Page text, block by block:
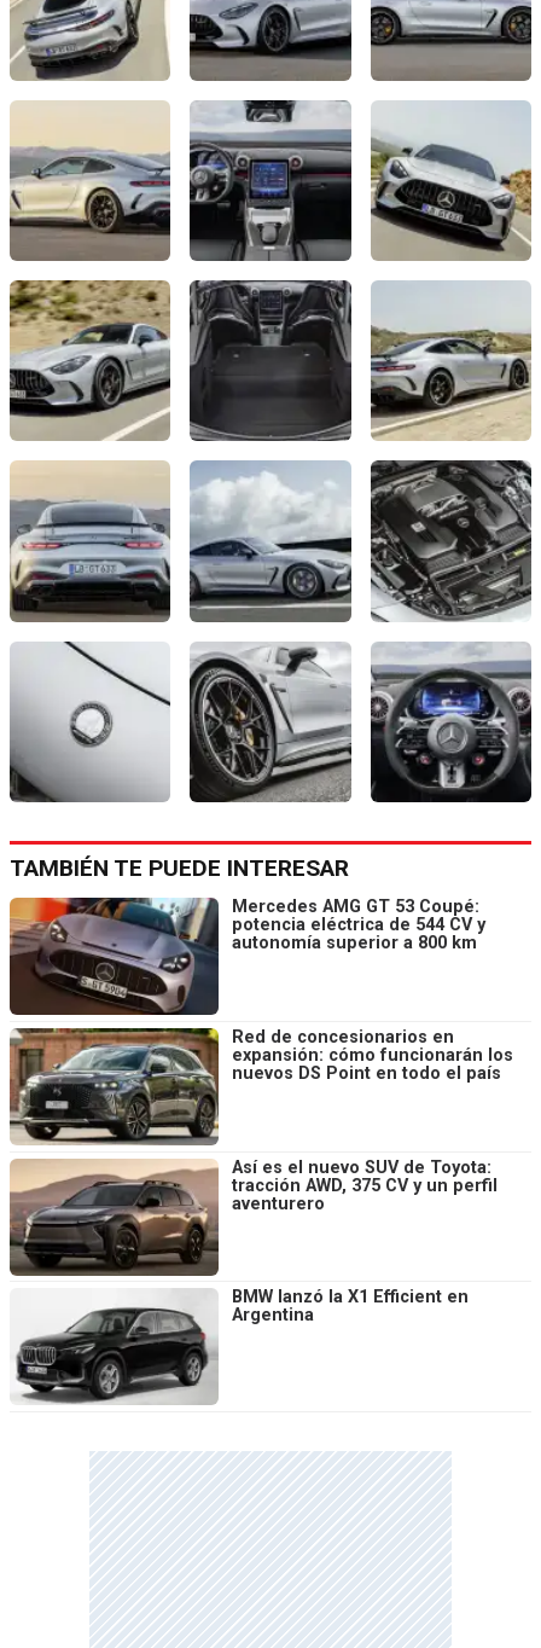
TAMBIÉN TE PUEDE INTERESAR
Mercedes AMG GT 53 Coupé:
potencia eléctrica de 544 CV y
autonomía superior a 800 km
Red de concesionarios en
expansión: cómo funcionarán los
nuevos DS Point en todo el país
Así es el nuevo SUV de Toyota:
tracción AWD, 375 CV y un perfil
aventurero
BMW lanzó la X1 Efficient en
Argentina